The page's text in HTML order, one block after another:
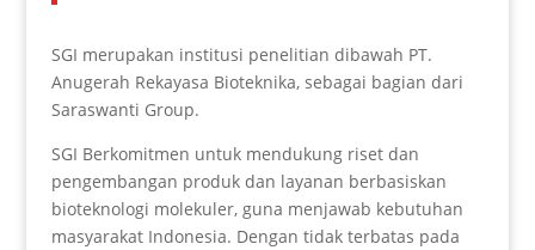
SGI merupakan institusi penelitian dibawah PT.
Anugerah Rekayasa Bioteknika, sebagai bagian dari
Saraswanti Group.
SGI Berkomitmen untuk mendukung riset dan
pengembangan produk dan layanan berbasiskan
bioteknologi molekuler, guna menjawab kebutuhan
masyarakat Indonesia. Dengan tidak terbatas pada